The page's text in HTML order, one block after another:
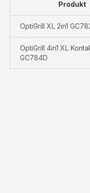
Produkt
OptiGrill XL 2in1
OptiGrill 4in1 XL
GC784D